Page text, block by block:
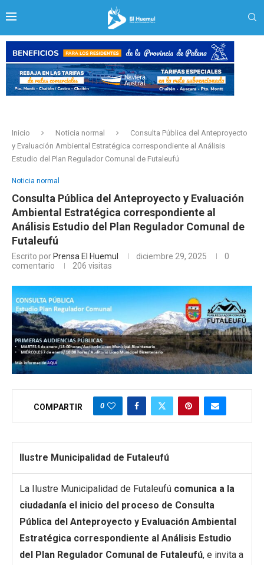
Inicio Noticia normal
Consulta Pública del Anteproyecto
y Evaluación Ambiental Estratégica correspondiente al Análisis
Estudio del Plan Regulador Comunal de Futaleufú
Noticia normal
Consulta Pública del Anteproyecto y Evaluación
Ambiental Estratégica correspondiente al
Análisis Estudio del Plan Regulador Comunal de
Futaleufú
Escrito por Prensa El Huemul diciembre 29, 2025
0
comentario
206 visitas
COMPARTIR 0
Ilustre Municipalidad de Futaleufú
La Ilustre Municipalidad de Futaleufú comunica a la
ciudadanía el inicio del proceso de Consulta
Pública del Anteproyecto y Evaluación Ambiental
Estratégica correspondiente al Análisis Estudio
del Plan Regulador Comunal de Futaleufú, e invita a